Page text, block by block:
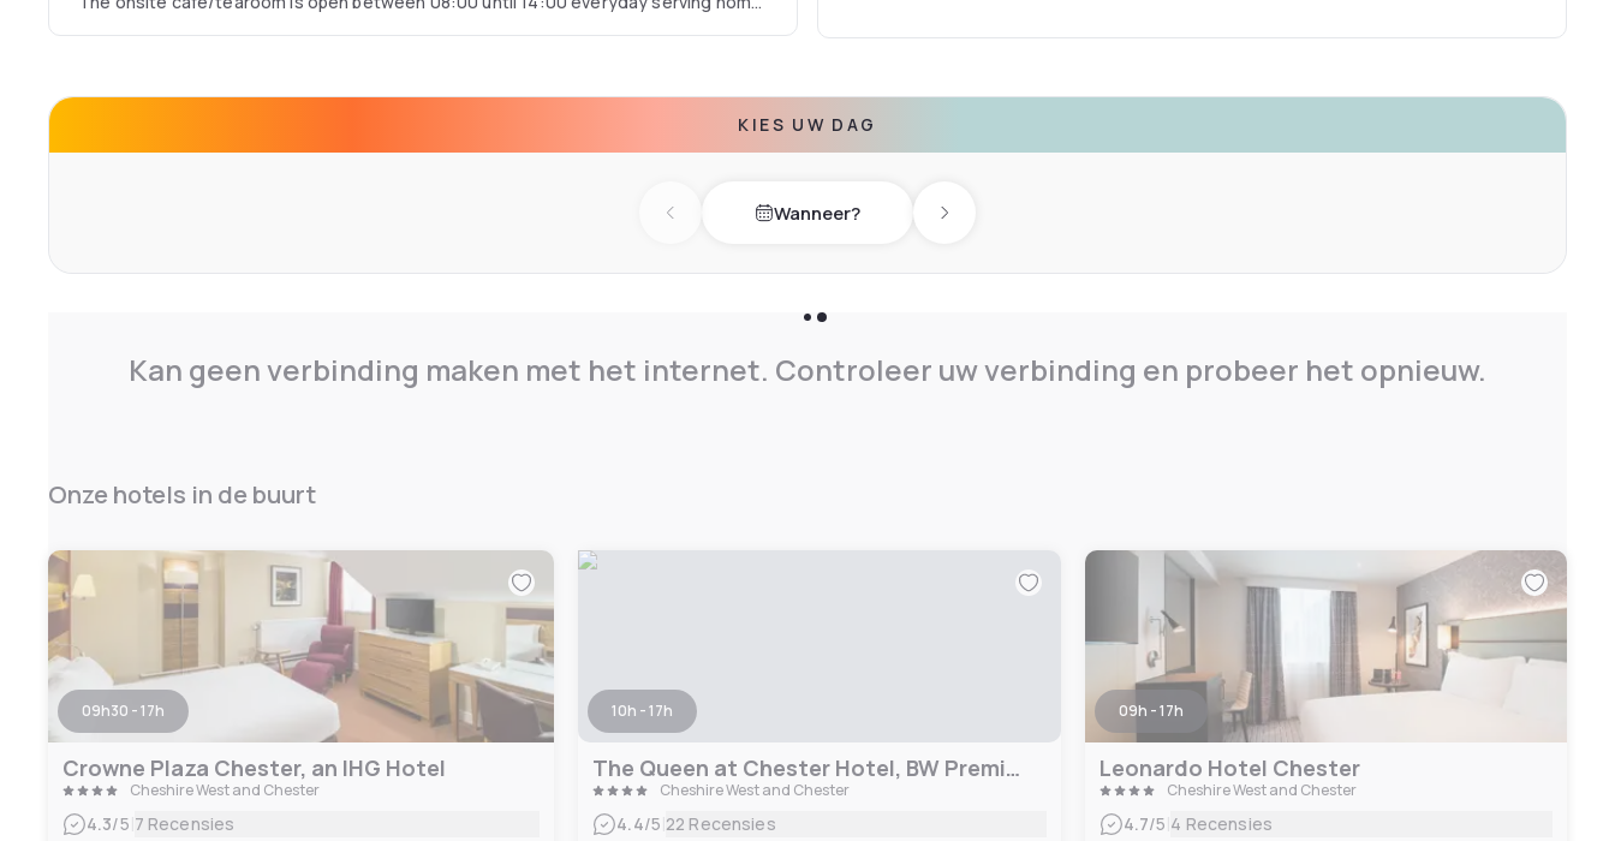
KIES UW DAG
Previous dayWanneer? Next day
Kan geen verbinding maken met het internet. Controleer uw verbinding en probeer het opnieuw.
Onze hotels in de buurt
09h30 - 17h
Crowne Plaza Chester, an IHG Hotel
Cheshire West and Chester
4.3/5 7 Recensies
10h - 17h
The Queen at Chester Hotel, BW Premier Collection
Cheshire West and Chester
4.4/5 22 Recensies
09h - 17h
Leonardo Hotel Chester
Cheshire West and Chester
4.7/5 4 Recensies